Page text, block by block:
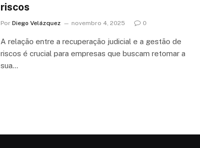
riscos
Por Diego Velázquez novembro 4, 2025 0
A relação entre a recuperação judicial e a gestão de
riscos é crucial para empresas que buscam retomar a
sua…